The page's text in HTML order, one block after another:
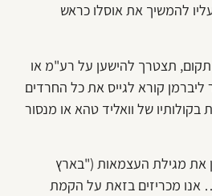
להמשיך את אוסלו כראש
2.0, אם תקום, תצטרך להישען על רע"מ או
קורא לגייס את כל החרדים
בקולותיו של וואליד טהא או מנסור
את מגילת העצמאות ("בארץ
אנו מכריזים בזאת על הקמת